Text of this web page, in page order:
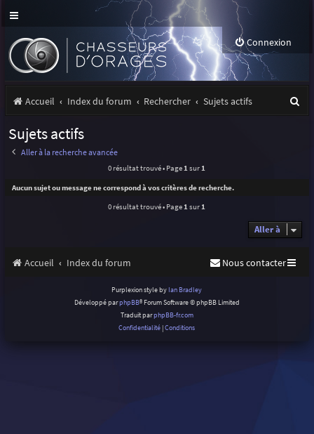
Connexion
Accueil Index du forum Rechercher Sujets actifs
c
Sujets actifs
Aller à la recherche avancée
0 résultat trouvé • Page 1 sur 1
Aucun sujet ou message ne correspond à vos critères de recherche.
0 résultat trouvé • Page 1 sur 1
Aller à
Accueil Index du forum Nous contacter
Purplexion style by Ian Bradley
Développé parphpBB® Forum Software © phpBB Limited
Traduit parphpBB-fr.com
Confidentialité |Conditions